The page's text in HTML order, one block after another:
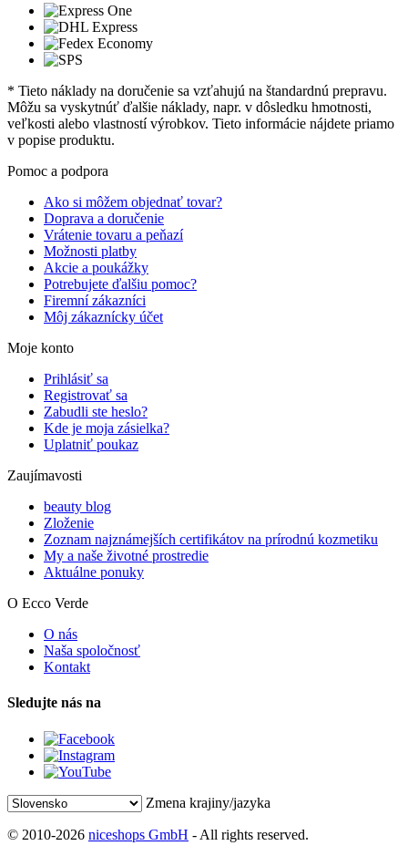
* Tieto náklady na doručenie sa vzťahujú na štandardnú prepravu.
Môžu sa vyskytnúť ďalšie náklady, napr. v dôsledku hmotnosti,
veľkosti alebo vlastností výrobkov. Tieto informácie nájdete priamo
v popise produktu.
Pomoc a podpora
Ako si môžem objednať tovar?
Doprava a doručenie
Vrátenie tovaru a peňazí
Možnosti platby
Akcie a poukážky
Potrebujete ďalšiu pomoc?
Firemní zákazníci
Môj zákaznícky účet
Moje konto
Prihlásiť sa
Registrovať sa
Zabudli ste heslo?
Kde je moja zásielka?
Uplatniť poukaz
Zaujímavosti
beauty blog
Zloženie
Zoznam najznámejších certifikátov na prírodnú kozmetiku
My a naše životné prostredie
Aktuálne ponuky
O Ecco Verde
O nás
Naša spoločnosť
Kontakt
Sledujte nás na
Zmena krajiny/jazyka
© 2010-2026 niceshops GmbH - All rights reserved.